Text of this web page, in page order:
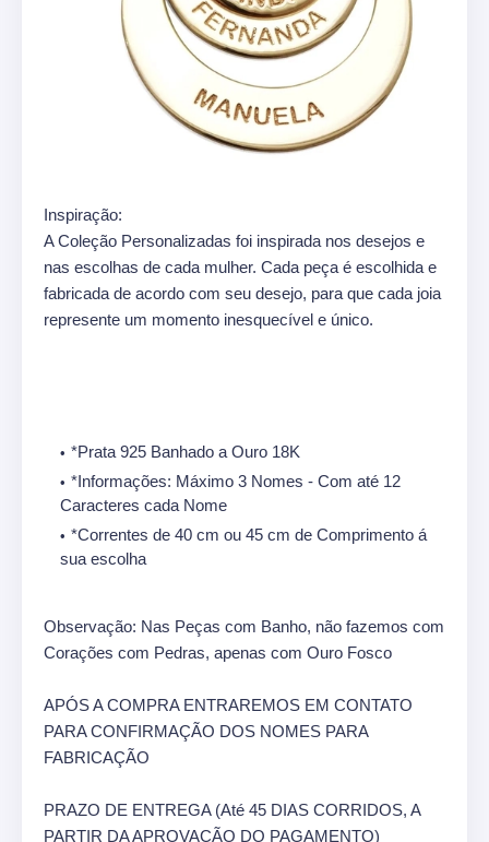
Inspiração:
A Coleção Personalizadas foi inspirada nos desejos e
nas escolhas de cada mulher. Cada peça é escolhida e
fabricada de acordo com seu desejo, para que cada joia
represente um momento inesquecível e único.
*Prata 925 Banhado a Ouro 18K
*Informações: Máximo 3 Nomes - Com até 12
Caracteres cada Nome
*Correntes de 40 cm ou 45 cm de Comprimento á
sua escolha
Observação: Nas Peças com Banho, não fazemos com
Corações com Pedras, apenas com Ouro Fosco
APÓS A COMPRA ENTRAREMOS EM CONTATO
PARA CONFIRMAÇÃO DOS NOMES PARA
FABRICAÇÃO
PRAZO DE ENTREGA (Até 45 DIAS CORRIDOS, A
PARTIR DA APROVAÇÃO DO PAGAMENTO)